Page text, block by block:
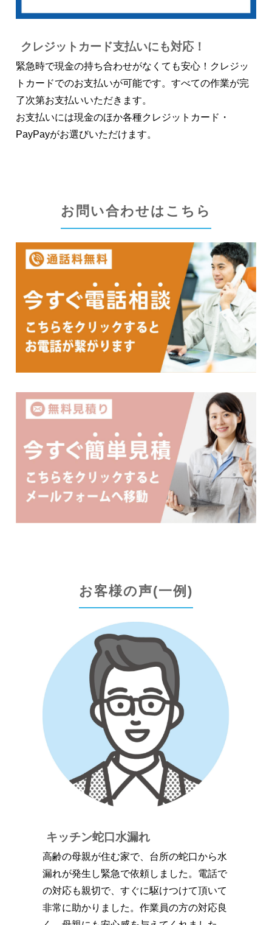
クレジットカード支払いにも対応！
緊急時で現金の持ち合わせがなくても安心！クレジッ
トカードでのお支払いが可能です。すべての作業が完
了次第お支払いいただきます。
お支払いには現金のほか各種クレジットカード・
PayPayがお選びいただけます。
お問い合わせはこちら
お客様の声(一例)
キッチン蛇口水漏れ
高齢の母親が住む家で、台所の蛇口から水
漏れが発生し緊急で依頼しました。電話で
の対応も親切で、すぐに駆けつけて頂いて
非常に助かりました。作業員の方の対応良